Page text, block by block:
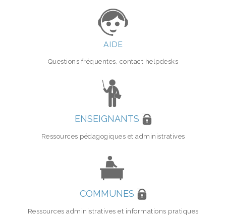
AIDE
Questions fréquentes, contact helpdesks
ENSEIGNANTS
Ressources pédagogiques et administratives
COMMUNES
Ressources administratives et informations pratiques